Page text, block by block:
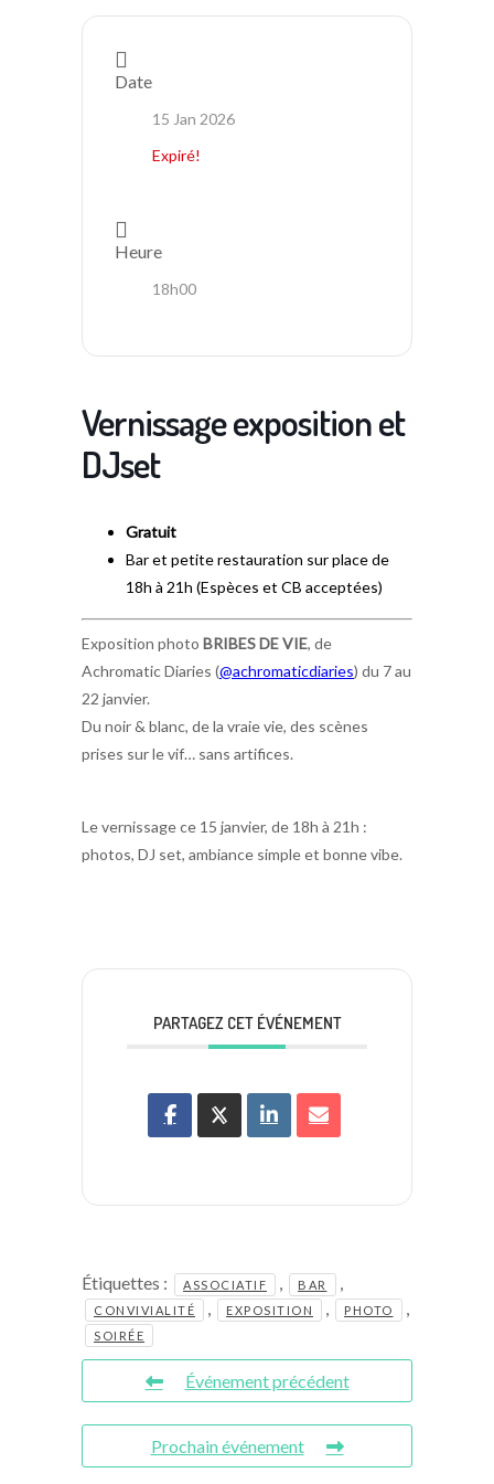
Date
15 Jan 2026
Expiré!
Heure
18h00
Vernissage exposition et
DJset
Gratuit
Bar et petite restauration sur place de
18h à 21h (Espèces et CB acceptées)
Exposition photo BRIBES DE VIE, de
Achromatic Diaries (@achromaticdiaries) du 7 au
22 janvier.
Du noir & blanc, de la vraie vie, des scènes
prises sur le vif… sans artifices.
Le vernissage ce 15 janvier, de 18h à 21h :
photos, DJ set, ambiance simple et bonne vibe.
PARTAGEZ CET ÉVÉNEMENT
Étiquettes : ASSOCIATIF BAR
CONVIVIALITÉ EXPOSITION PHOTO
SOIRÉE
Événement précédent
Prochain événement